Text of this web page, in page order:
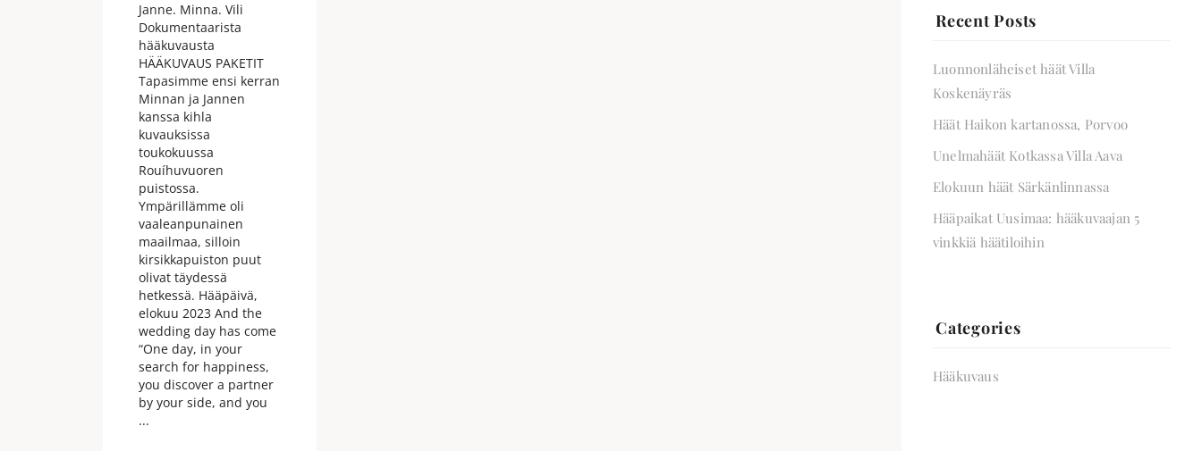
Janne. Minna. Vili
Dokumentaarista
hääkuvausta
HÄÄKUVAUS PAKETIT
Tapasimme ensi kerran
Minnan ja Jannen
kanssa kihla
kuvauksissa
toukokuussa
Rouíhuvuoren
puistossa.
Ympärillämme oli
vaaleanpunainen
maailmaa, silloin
kirsikkapuiston puut
olivat täydessä
hetkessä. Hääpäivä,
elokuu 2023 And the
wedding day has come
“One day, in your
search for happiness,
you discover a partner
by your side, and you
...
Recent Posts
Luonnonläheiset häät Villa
Koskenäyräs
Häät Haikon kartanossa, Porvoo
Unelmahäät Kotkassa Villa Aava
Elokuun häät Särkänlinnassa
Hääpaikat Uusimaa: hääkuvaajan 5
vinkkiä häätiloihin
Categories
Hääkuvaus